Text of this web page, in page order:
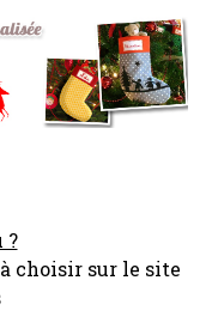
?
choisir sur le site